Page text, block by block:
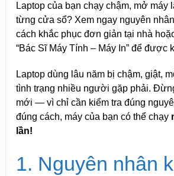
Laptop của bạn chạy chậm, mở máy
từng cửa sổ? Xem ngay nguyên
cách khắc phục đơn giản tại nhà
“Bác Sĩ Máy Tính – Máy In” để được
Laptop dùng lâu năm bị chậm, giật,
tình trạng nhiều người gặp phải.
mới — vì chỉ cần kiểm tra đúng
đúng cách, máy của bạn có thể chạy
lần!
1. Nguyên nhân